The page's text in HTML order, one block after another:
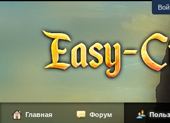
Главная Форум